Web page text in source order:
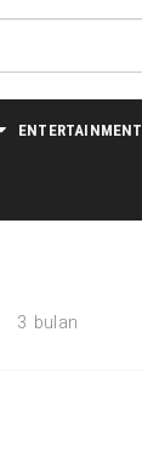
ENTERTAINMENT
3 bulan